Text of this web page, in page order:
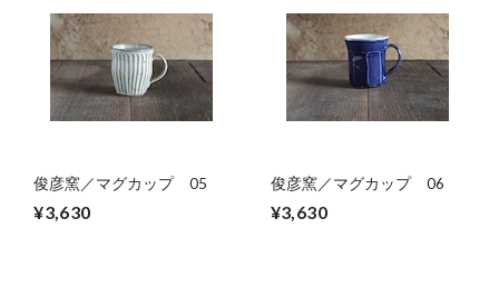
俊彦窯／マグカップ 05
¥3,630
俊彦窯／マグカップ 06
¥3,630